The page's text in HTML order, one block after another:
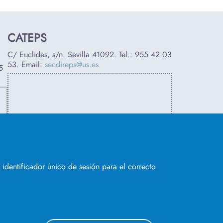
CATEPS
C/ Euclides, s/n. Sevilla 41092. Tel.:955 42 03
53. Email:secdireps@us.es
© 2023 Universidad de Sevilla
único de sesión para el correcto